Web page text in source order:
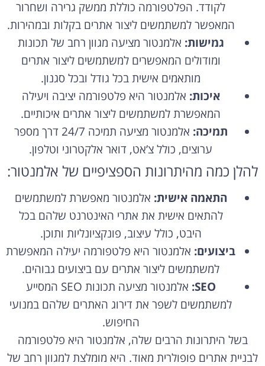
לקודד. הפלטפורמה כוללת ממשק גרירה ושחרור
המאפשר למשתמשים ליצור אתרים בקלות ובמהירות.
גמישות: אלמנטור מציעה מגוון רחב של תכונות
ומודולים המאפשרים למשתמשים ליצור אתרים
מותאמים אישית בכל גודל ובכל סגנון.
איכות: אלמנטור היא פלטפורמה יציבה ויעילה
המאפשרת למשתמשים ליצור אתרים איכותיים.
תמיכה:
אלמנטור מציעה תמיכה 24/7 דרך מספר
ערוצים, כולל צ’אט, דואר אלקטרוני וטלפון.
להלן כמה מהיתרונות הספציפיים של אלמנטור:
התאמה אישית: אלמנטור מאפשרת למשתמשים
להתאים אישית את אתרי האינטרנט שלהם בכל
היבט, כולל עיצוב, פונקציונליות ותוכן.
ביצועים: אלמנטור היא פלטפורמה יעילה המאפשרת
למשתמשים ליצור אתרים עם ביצועים גבוהים.
SEO:
אלמנטור מציעה תכונות SEO המסייע
למשתמשים לשפר את דירוג האתרים שלהם במנועי
החיפוש.
בשל היתרונות הרבים שלה, אלמנטור היא פלטפורמה
לבניית אתרים פופולרית מאוד. היא מומלצת למגוון רחב של